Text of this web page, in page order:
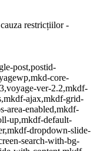
restricțiilor -
post,postid-
core-
ver-2.2,mkdf-
ajax,mkdf-grid-
area-enabled,mkdf-
up,mkdf-default-
dropdown-slide-
search-with-bg-